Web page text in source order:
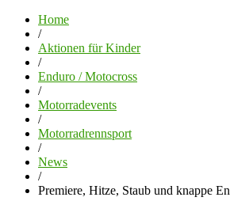
Home
/
Aktionen für Kinder
/
Enduro / Motocross
/
Motorradevents
/
Motorradrennsport
/
News
/
Premiere, Hitze, Staub und knappe